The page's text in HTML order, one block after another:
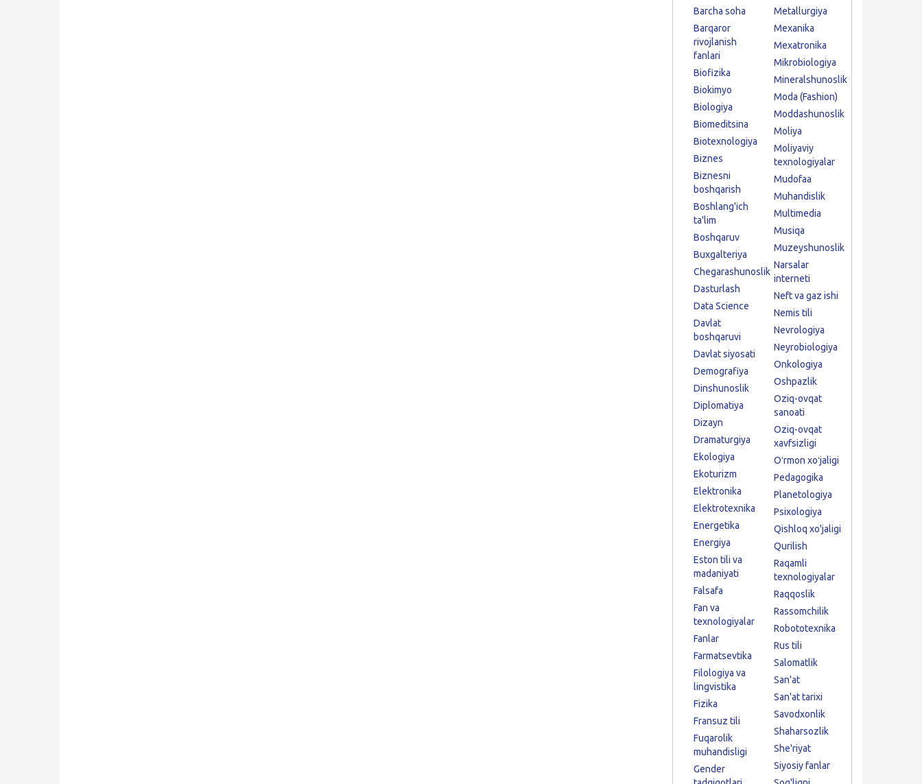
Barcha soha
Barqaror
rivojlanish
fanlari
Biofizika
Biokimyo
Biologiya
Biomeditsina
Biotexnologiya
Biznes
Biznesni
boshqarish
Boshlang'ich
ta'lim
Boshqaruv
Buxgalteriya
Chegarashunoslik
Dasturlash
Data Science
Davlat
boshqaruvi
Davlat siyosati
Demografiya
Dinshunoslik
Diplomatiya
Dizayn
Dramaturgiya
Ekologiya
Ekoturizm
Elektronika
Elektrotexnika
Energetika
Energiya
Eston tili va
madaniyati
Falsafa
Fan va
texnologiyalar
Fanlar
Farmatsevtika
Filologiya va
lingvistika
Fizika
Fransuz tili
Fuqarolik
muhandisligi
Gender
Metallurgiya
Mexanika
Mexatronika
Mikrobiologiya
Mineralshunoslik
Moda (Fashion)
Moddashunoslik
Moliya
Moliyaviy
texnologiyalar
Mudofaa
Muhandislik
Multimedia
Musiqa
Muzeyshunoslik
Narsalar
interneti
Neft va gaz ishi
Nemis tili
Nevrologiya
Neyrobiologiya
Onkologiya
Oshpazlik
Oziq-ovqat
sanoati
Oziq-ovqat
xavfsizligi
Oʻrmon xoʻjaligi
Pedagogika
Planetologiya
Psixologiya
Qishloq xo'jaligi
Qurilish
Raqamli
texnologiyalar
Raqqoslik
Rassomchilik
Robototexnika
Rus tili
Salomatlik
San'at
San'at tarixi
Savodxonlik
Shaharsozlik
She'riyat
Siyosiy fanlar